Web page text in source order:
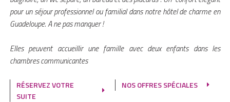
pour un séjour professionnel ou familial dans notre hôtel de charme en
Guadeloupe. A ne pas manquer !
Elles peuvent accueillir une famille avec deux enfants dans les
chambres communicantes
RÉSERVEZ VOTRE
SUITE
NOS OFFRES SPÉCIALES